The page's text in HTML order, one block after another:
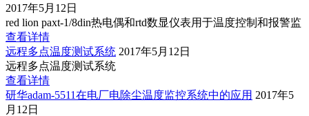
2017年5月12日
red lion paxt-1/8din热电偶和rtd数显仪表用于温度控制和报警监
查看详情
远程多点温度测试系统 2017年5月12日
远程多点温度测试系统
查看详情
研华adam-5511在电厂电除尘温度监控系统中的应用 2017年5
月12日